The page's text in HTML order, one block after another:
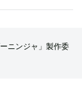
ニンジャ」製作委